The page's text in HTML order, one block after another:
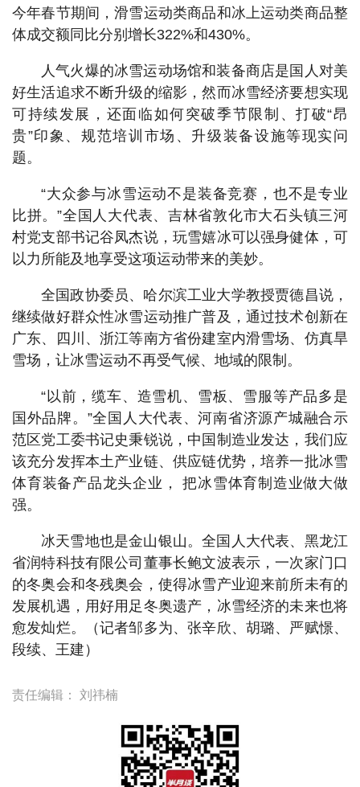
今年春节期间，滑雪运动类商品和冰上运动类商品整
体成交额同比分别增长322%和430%。
人气火爆的冰雪运动场馆和装备商店是国人对美
好生活追求不断升级的缩影，然而冰雪经济要想实现
可持续发展，还面临如何突破季节限制、打破“昂
贵”印象、规范培训市场、升级装备设施等现实问
题。
“大众参与冰雪运动不是装备竞赛，也不是专业
比拼。”全国人大代表、吉林省敦化市大石头镇三河
村党支部书记谷凤杰说，玩雪嬉冰可以强身健体，可
以力所能及地享受这项运动带来的美妙。
全国政协委员、哈尔滨工业大学教授贾德昌说，
继续做好群众性冰雪运动推广普及，通过技术创新在
广东、四川、浙江等南方省份建室内滑雪场、仿真旱
雪场，让冰雪运动不再受气候、地域的限制。
“以前，缆车、造雪机、雪板、雪服等产品多是
国外品牌。”全国人大代表、河南省济源产城融合示
范区党工委书记史秉锐说，中国制造业发达，我们应
该充分发挥本土产业链、供应链优势，培养一批冰雪
体育装备产品龙头企业， 把冰雪体育制造业做大做
强。
冰天雪地也是金山银山。全国人大代表、黑龙江
省润特科技有限公司董事长鲍文波表示，一次家门口
的冬奥会和冬残奥会，使得冰雪产业迎来前所未有的
发展机遇，用好用足冬奥遗产，冰雪经济的未来也将
愈发灿烂。（记者邹多为、张辛欣、胡璐、严赋憬、
段续、王建）
责任编辑： 刘祎楠